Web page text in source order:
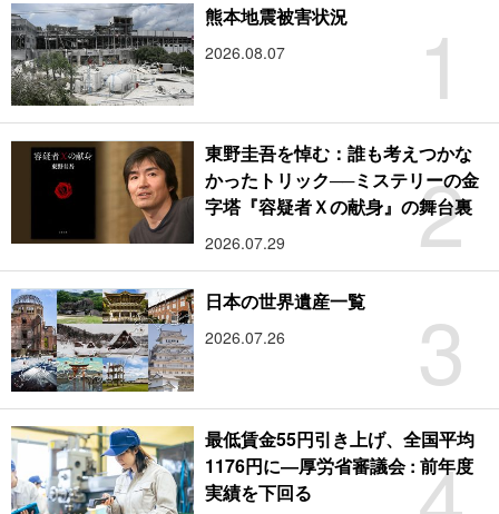
1
熊本地震被害状況
2026.08.07
2
東野圭吾を悼む：誰も考えつかな
かったトリック──ミステリーの金
字塔『容疑者Ｘの献身』の舞台裏
2026.07.29
3
日本の世界遺産一覧
2026.07.26
最低賃金55円引き上げ、全国平均
1176円に―厚労省審議会 : 前年度
実績を下回る